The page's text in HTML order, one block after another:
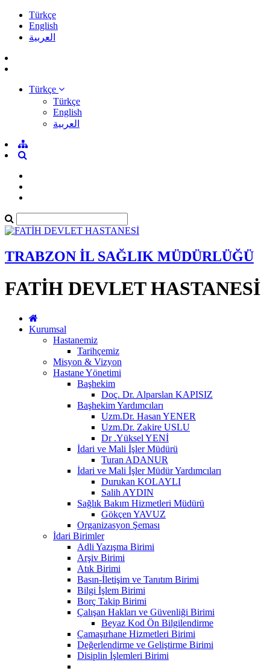
Türkçe
English
العربية
Türkçe
Türkçe
English
العربية
TRABZON İL SAĞLIK MÜDÜRLÜĞÜ
FATİH DEVLET HASTANESİ
Kurumsal
Hastanemiz
Tarihçemiz
Misyon & Vizyon
Hastane Yönetimi
Başhekim
Doç. Dr. Alparslan KAPISIZ
Başhekim Yardımcıları
Uzm.Dr. Hasan YENER
Uzm.Dr. Zakire USLU
Dr .Yüksel YENİ
İdari ve Mali İşler Müdürü
Turan ADANUR
İdari ve Mali İşler Müdür Yardımcıları
Durukan KOLAYLI
Salih AYDIN
Sağlık Bakım Hizmetleri Müdürü
Gökçen YAVUZ
Organizasyon Şeması
İdari Birimler
Adli Yazışma Birimi
Arşiv Birimi
Atık Birimi
Basın-İletişim ve Tanıtım Birimi
Bilgi İşlem Birimi
Borç Takip Birimi
Çalışan Hakları ve Güvenliği Birimi
Beyaz Kod Ön Bilgilendirme
Çamaşırhane Hizmetleri Birimi
Değerlendirme ve Geliştirme Birimi
Disiplin İşlemleri Birimi